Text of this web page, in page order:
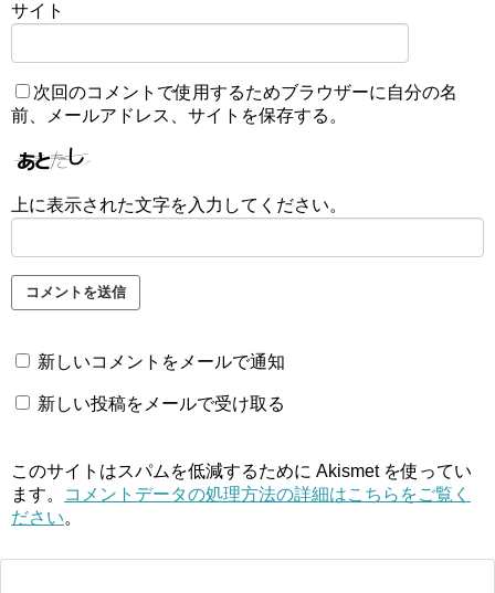
サイト
次回のコメントで使用するためブラウザーに自分の名
前、メールアドレス、サイトを保存する。
上に表示された文字を入力してください。
新しいコメントをメールで通知
新しい投稿をメールで受け取る
このサイトはスパムを低減するために Akismet を使ってい
ます。
コメントデータの処理方法の詳細はこちらをご覧く
ださい。